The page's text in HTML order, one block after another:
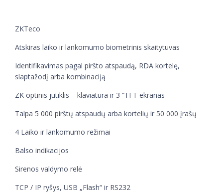
ZKTeco
Atskiras laiko ir lankomumo biometrinis skaitytuvas
Identifikavimas pagal piršto atspaudą, RDA kortelę,
slaptažodį arba kombinaciją
ZK optinis jutiklis – klaviatūra ir 3 “TFT ekranas
Talpa 5 000 pirštų atspaudų arba kortelių ir 50 000 įrašų
4 Laiko ir lankomumo režimai
Balso indikacijos
Sirenos valdymo relė
TCP / IP ryšys, USB „Flash“ ir RS232